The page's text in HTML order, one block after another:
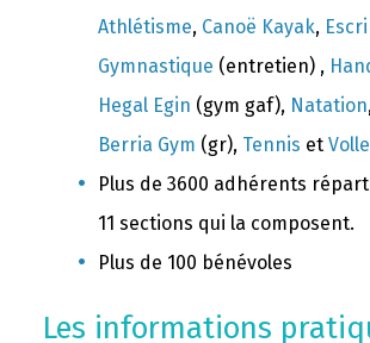
Athlétisme, Canoë Kayak,
Gymnastique (entretien) ,
Hegal Egin (gym gaf), Natation,
Berria Gym (gr), Tennis et
Plus de 3600 adhérents
11 sections qui la composent.
Plus de 100 bénévoles
Les informations